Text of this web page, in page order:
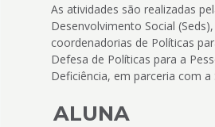
As atividades são realizadas
Desenvolvimento Social
coordenadorias de Políticas
Defesa de Políticas para a
Deficiência, em parceria com a
ALUNA